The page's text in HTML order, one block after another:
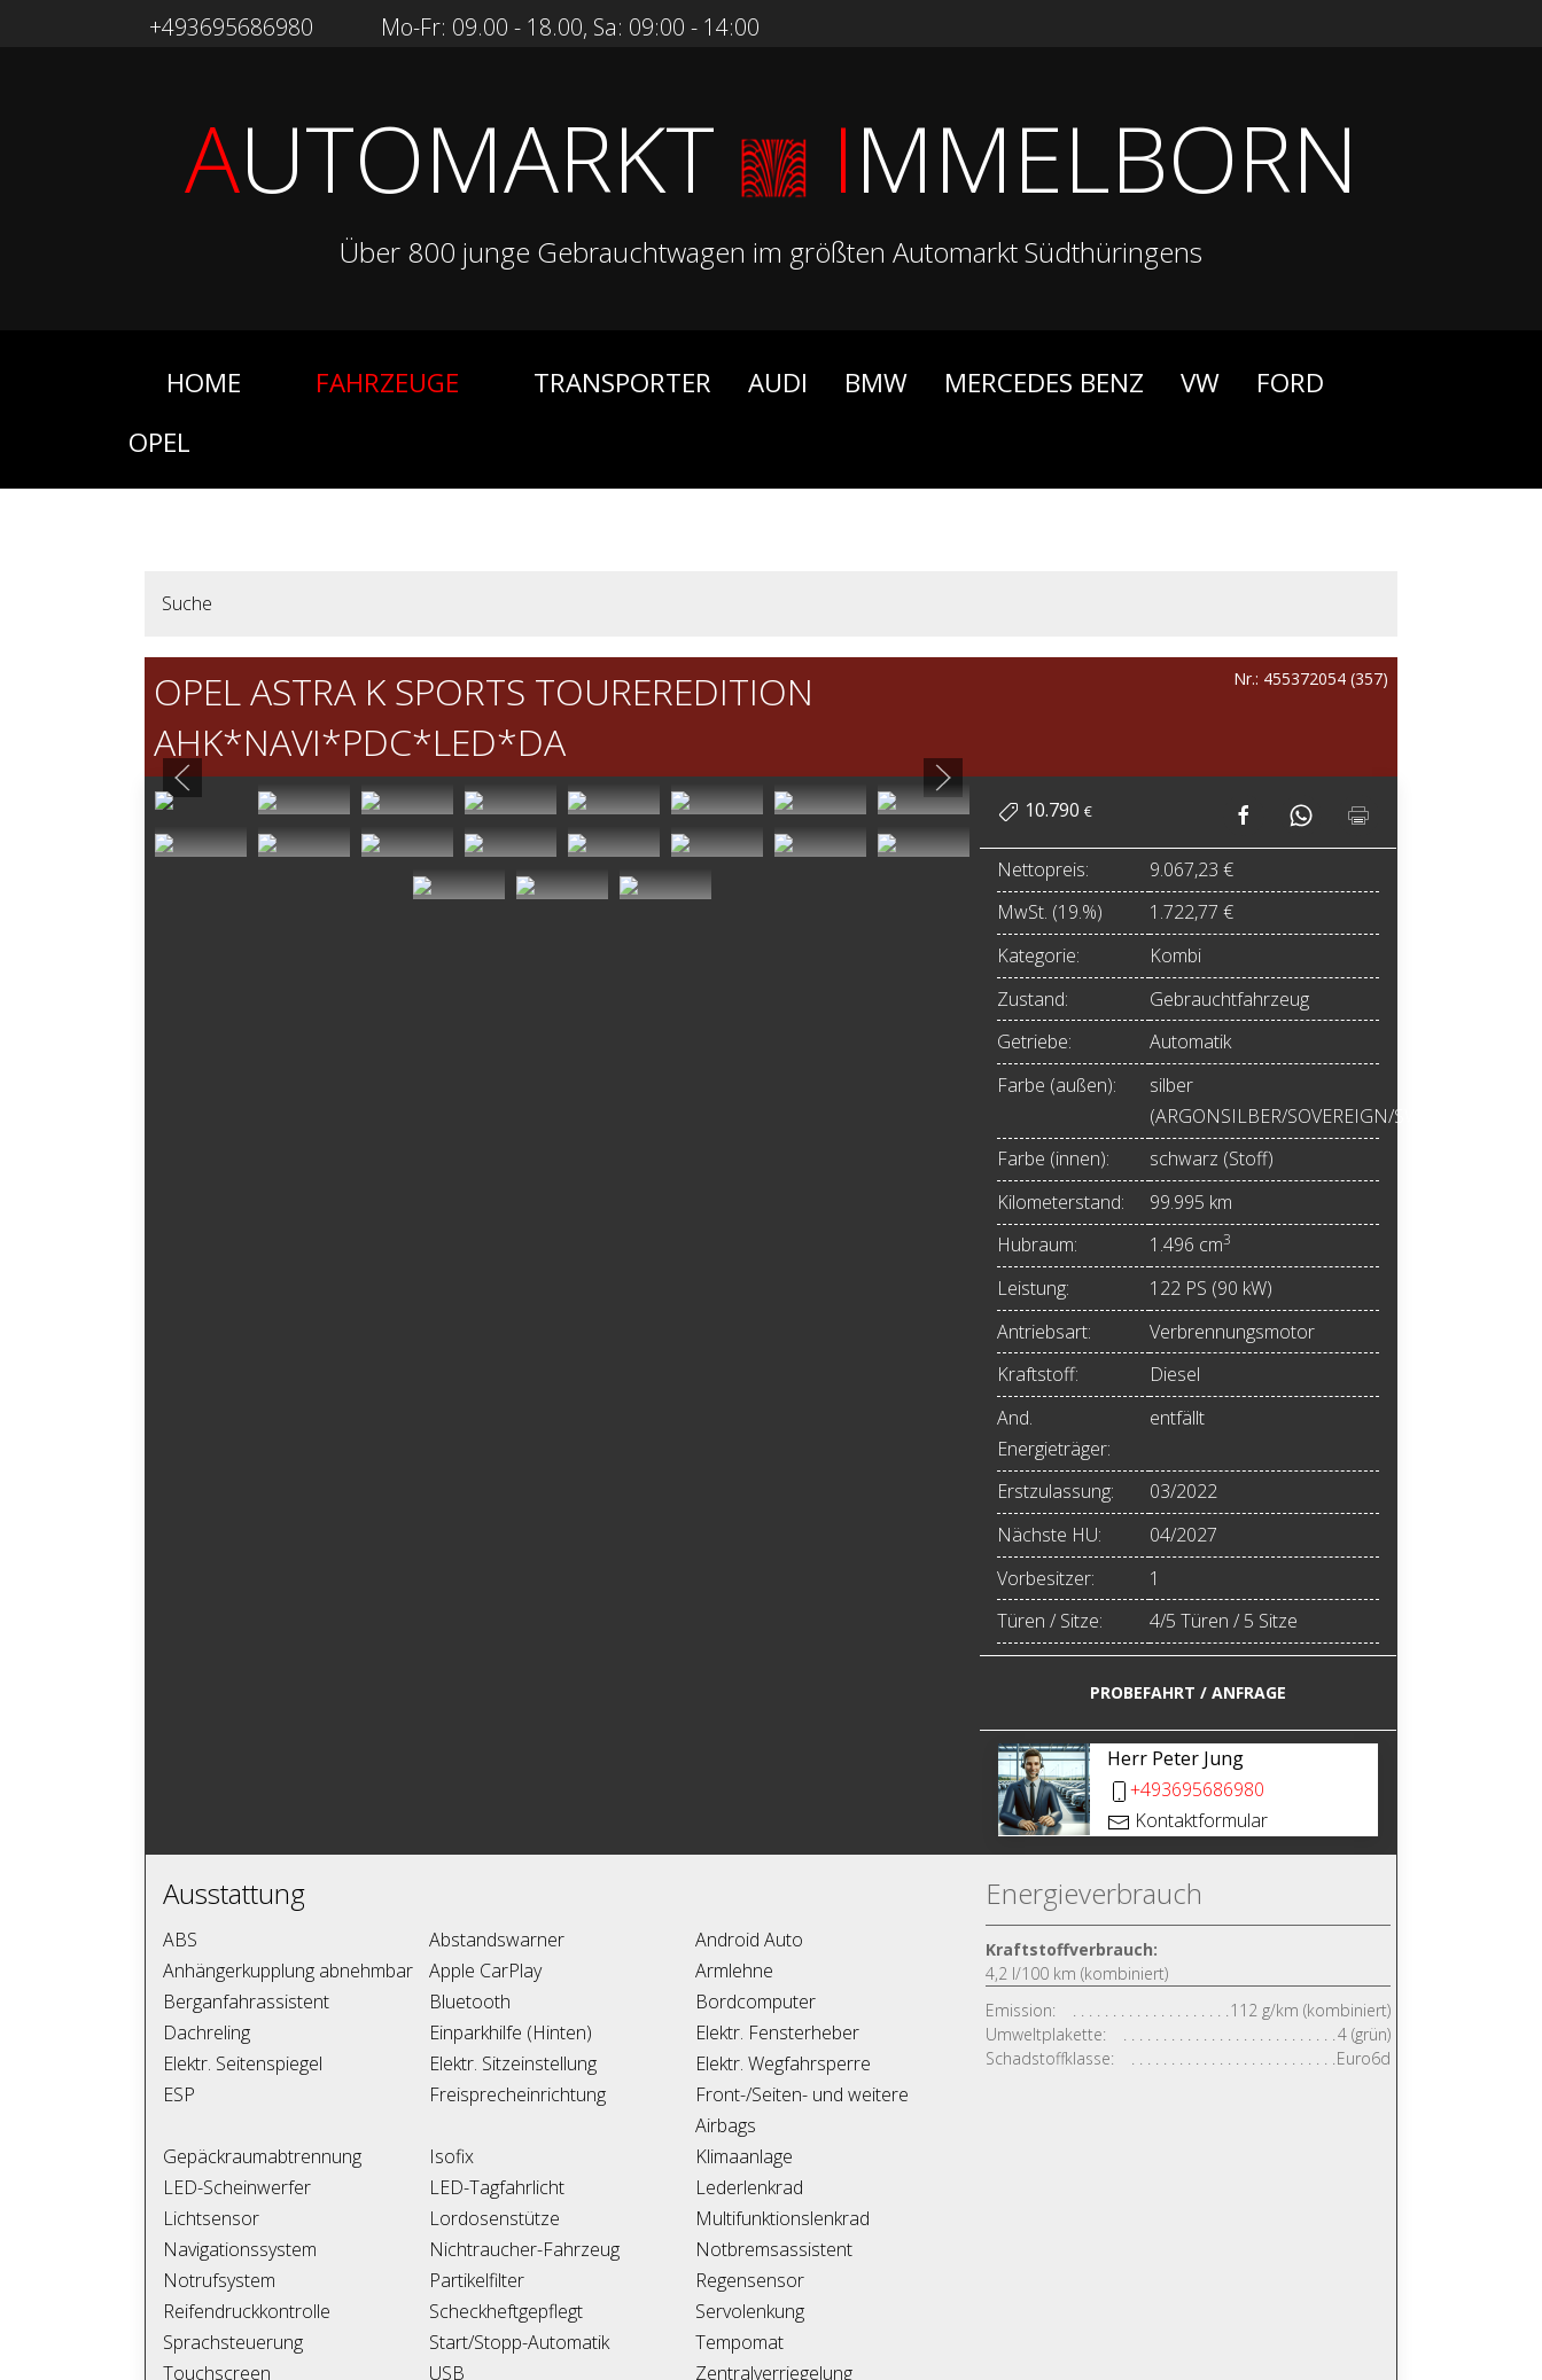
+493695686980 Mo-Fr: 09.00 - 18.00, Sa: 09:00 - 14:00
AUTOMARKT IMMELBORN
Über 800 junge Gebrauchtwagen im größten Automarkt Südthüringens
HOME FAHRZEUGE TRANSPORTER AUDI BMW MERCEDES BENZ VW
FORD
OPEL
Suche
OPEL ASTRA K SPORTS TOUREREDITION
AHK*NAVI*PDC*LED*DA
Nr.: 455372054 (357)
10.790 €
Nettopreis:
9.067,23 €
MwSt. (19.%)
1.722,77 €
Kategorie:
Kombi
Zustand:
Gebrauchtfahrzeug
Getriebe:
Automatik
Farbe (außen):
silber
(ARGONSILBER/SOVEREIGN/SWITCHBLAD)
Farbe (innen):
schwarz (Stoff)
Kilometerstand:
99.995 km
Hubraum:
1.496 cm3
Leistung:
122 PS (90 kW)
Antriebsart:
Verbrennungsmotor
Kraftstoff:
Diesel
And.
Energieträger:
entfällt
Erstzulassung:
03/2022
Nächste HU:
04/2027
Vorbesitzer:
1
Türen / Sitze:
4/5 Türen / 5 Sitze
PROBEFAHRT / ANFRAGE
Herr Peter Jung
+493695686980
Kontaktformular
Energieverbrauch
Kraftstoffverbrauch:
4,2 l/100 km (kombiniert)
Emission:
112 g/km (kombiniert)
Umweltplakette:
4 (grün)
Schadstoffklasse:
Euro6d
Ausstattung
ABS Abstandswarner
Android Auto
Anhängerkupplung abnehmbar
Apple CarPlay
Armlehne
Berganfahrassistent
Bluetooth
Bordcomputer
Dachreling
Einparkhilfe (Hinten)
Elektr. Fensterheber
Elektr. Seitenspiegel
Elektr. Sitzeinstellung
Elektr. Wegfahrsperre
ESP
Freisprecheinrichtung
Front-/Seiten- und weitere
Airbags
Gepäckraumabtrennung
Isofix
Klimaanlage
LED-Scheinwerfer
LED-Tagfahrlicht
Lederlenkrad
Lichtsensor
Lordosenstütze
Multifunktionslenkrad
Navigationssystem
Nichtraucher-Fahrzeug
Notbremsassistent
Notrufsystem
Partikelfilter
Regensensor
Reifendruckkontrolle
Scheckheftgepflegt
Servolenkung
Sprachsteuerung
Start/Stopp-Automatik
Tempomat
Touchscreen
USB Zentralverriegelung